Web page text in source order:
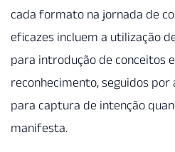
cada formato na jornada de
eficazes incluem a utilização
para introdução de conceitos
reconhecimento, seguidos por
para captura de intenção
manifesta.